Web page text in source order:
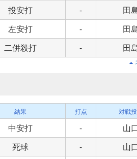
投安打 -
田
左安打 -
田
二併殺打 - 田
結果 打点 対戦
中安打 -
山
死球 -
山